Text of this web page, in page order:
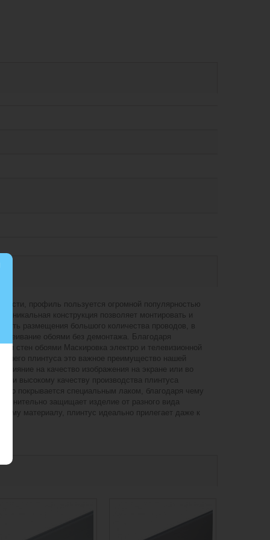
профиль пользуется огромной популярностью
конструкция позволяет монтировать и
размещения большого количества проводов, в
обоями без демонтажа. Благодаря
стен обоями Маскировка электро и телевизионной
плинтуса это важное преимущество нашей
на качество изображения на экране или во
и высокому качеству производства плинтуса
покрывается специальным лаком, благодаря чему
защищает изделие от разного вида
материалу, плинтус идеально прилегает даже к